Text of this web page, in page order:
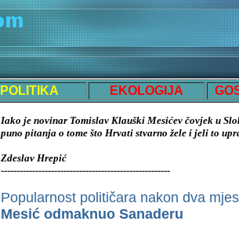
POLITIKA EKOLOGIJA
Iako je novinar Tomislav Klauški Mesićev čovjek u
puno pitanja o tome što Hrvati stvarno žele i jeli to
Zdeslav Hrepić
------------------------------------------------------
Popularnost političara nakon dva
Mesić odmaknuo Sanaderu